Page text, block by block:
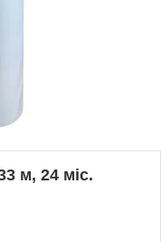
м, 24 міс.